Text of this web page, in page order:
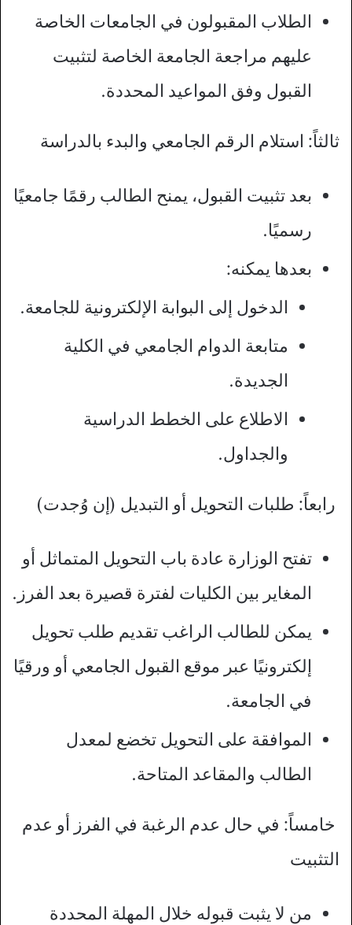
الطلاب المقبولون في الجامعات الخاصة
عليهم مراجعة الجامعة الخاصة لتثبيت
القبول وفق المواعيد المحددة.
ثالثاً: استلام الرقم الجامعي والبدء بالدراسة
بعد تثبيت القبول، يمنح الطالب رقمًا جامعيًا
رسميًا.
بعدها يمكنه:
الدخول إلى البوابة الإلكترونية للجامعة.
متابعة الدوام الجامعي في الكلية
الجديدة.
الاطلاع على الخطط الدراسية
والجداول.
رابعاً: طلبات التحويل أو التبديل (إن وُجدت)
تفتح الوزارة عادة باب التحويل المتماثل أو
المغاير بين الكليات لفترة قصيرة بعد الفرز.
يمكن للطالب الراغب تقديم طلب تحويل
إلكترونيًا عبر موقع القبول الجامعي أو ورقيًا
في الجامعة.
الموافقة على التحويل تخضع لمعدل
الطالب والمقاعد المتاحة.
خامساً: في حال عدم الرغبة في الفرز أو عدم
التثبيت
من لا يثبت قبوله خلال المهلة المحددة